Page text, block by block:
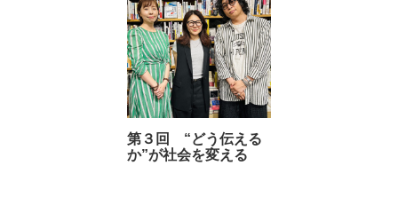
第３回 “どう伝える
か”が社会を変える